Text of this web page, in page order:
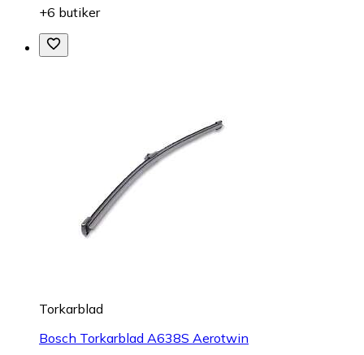
+6 butiker
Torkarblad
Bosch Torkarblad A638S Aerotwin